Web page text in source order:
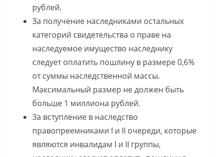
рублей.
За получение наследниками остальных
категорий свидетельства о праве на
наследуемое имущество наследнику
следует оплатить пошлину в размере 0,6%
от суммы наследственной массы.
Максимальный размер не должен быть
больше 1 миллиона рублей.
За вступление в наследство
правопреемниками I и II очереди, которые
являются инвалидам I и II группы,